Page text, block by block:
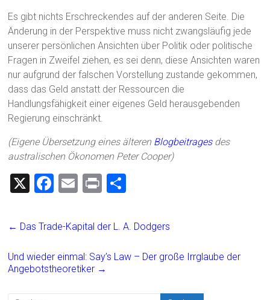
Es gibt nichts Erschreckendes auf der anderen Seite. Die
Änderung in der Perspektive muss nicht zwangsläufig jede
unserer persönlichen Ansichten über Politik oder politische
Fragen in Zweifel ziehen, es sei denn, diese Ansichten waren
nur aufgrund der falschen Vorstellung zustande gekommen,
dass das Geld anstatt der Ressourcen die
Handlungsfähigkeit einer eigenes Geld herausgebenden
Regierung einschränkt.
(Eigene Übersetzung eines älteren Blogbeitragesdes
australischen Ökonomen Peter Cooper)
X
F
ce
o
E
ai
Pr
t
e
← Das Trade-Kapital der L. A. Dodgers
Und wieder einmal: Say’s Law – Der große Irrglaube der
Angebotstheoretiker →